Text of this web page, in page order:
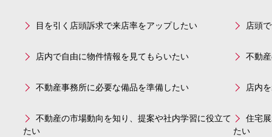
目を引く店頭訴求で来店率をアップしたい 店頭
店内で自由に物件情報を見てもらいたい 不動
不動産事務所に必要な備品を準備したい 店内
不動産の市場動向を知り、提案や社内学習に役立て
たい
住宅
たい